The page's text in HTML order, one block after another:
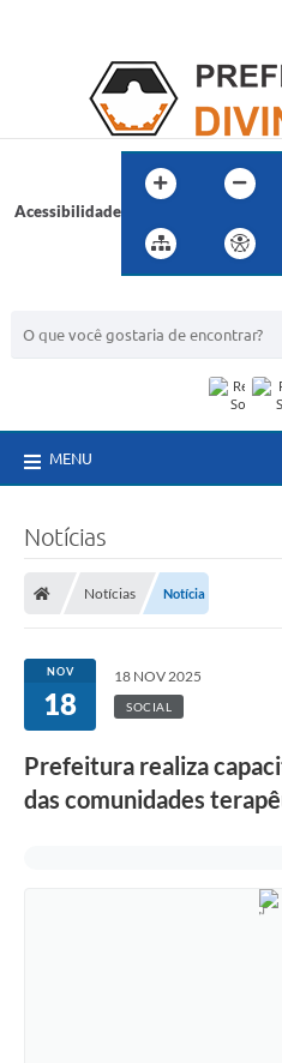
Acessibilidade
MENU
Notícias
Notícias Notícia
NOV
18
18 NOV 2025
SOCIAL
Prefeitura realiza
das comunidades